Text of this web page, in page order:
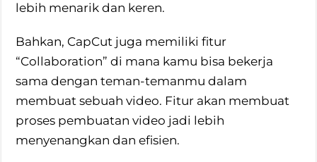
lebih menarik dan keren.
Bahkan, CapCut juga memiliki fitur
“Collaboration” di mana kamu bisa bekerja
sama dengan teman-temanmu dalam
membuat sebuah video. Fitur akan membuat
proses pembuatan video jadi lebih
menyenangkan dan efisien.